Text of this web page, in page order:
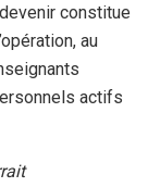
constitue
au
actifs